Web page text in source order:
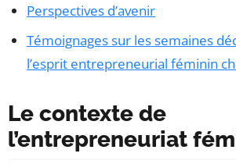
Perspectives d’avenir
Témoignages sur les semaines
l’esprit entrepreneurial féminin
Le contexte de
l’entrepreneuriat